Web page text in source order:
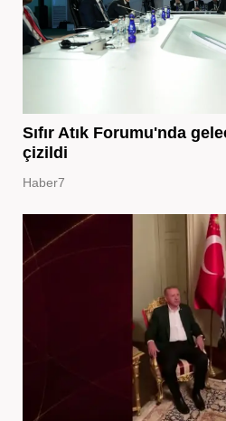
Sıfır Atık Forumu'nda
çizildi
Haber7